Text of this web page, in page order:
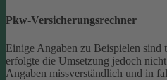
Pkw-Versicherungsrechner
Einige Angaben zu Beispielen sind
erfolgte die Umsetzung jedoch
Angaben missverständlich und in